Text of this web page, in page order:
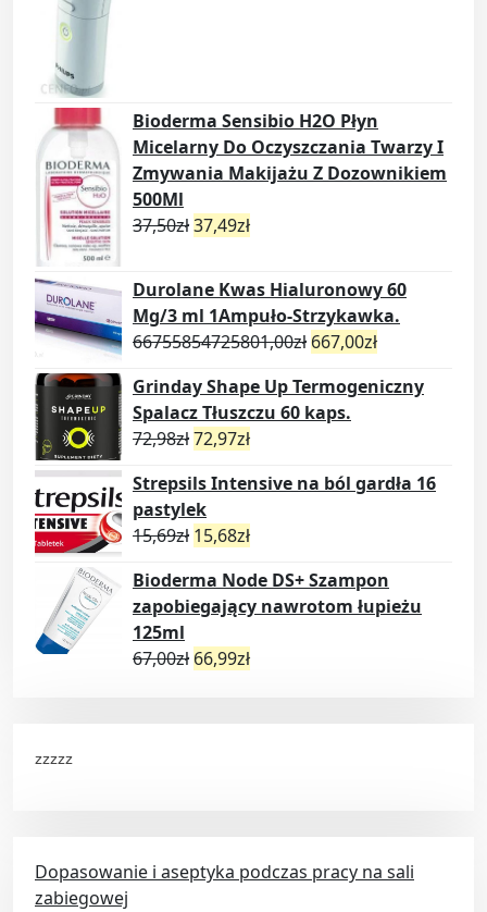
Bioderma Sensibio H2O Płyn
Micelarny Do Oczyszczania Twarzy I
Zmywania Makijażu Z Dozownikiem
500Ml
37,50zł37,49zł
Durolane Kwas Hialuronowy 60
Mg/3 ml 1Ampuło-Strzykawka.
66755854725801,00zł 667,00zł
Grinday Shape Up Termogeniczny
Spalacz Tłuszczu 60 kaps.
72,98zł72,97zł
Strepsils Intensive na ból gardła 16
pastylek
15,69zł 15,68zł
Bioderma Node DS+ Szampon
zapobiegający nawrotom łupieżu
125ml
67,00zł 66,99zł
zzzzz
Dopasowanie i aseptyka podczas pracy na sali
zabiegowej